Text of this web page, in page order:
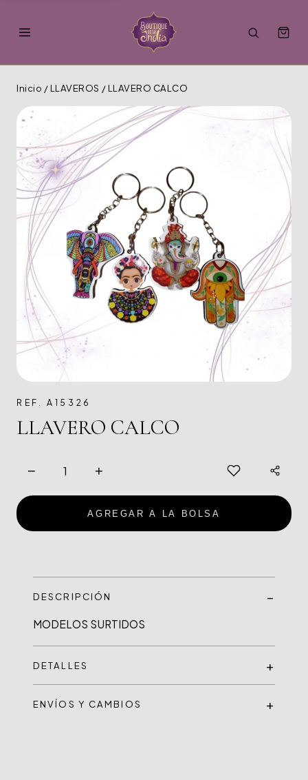
Inicio /LLAVEROS /LLAVERO CALCO
REF. A15326
LLAVERO CALCO
− +
AGREGAR A LA BOLSA
DESCRIPCIÓN
DETALLES
ENVÍOS Y CAMBIOS